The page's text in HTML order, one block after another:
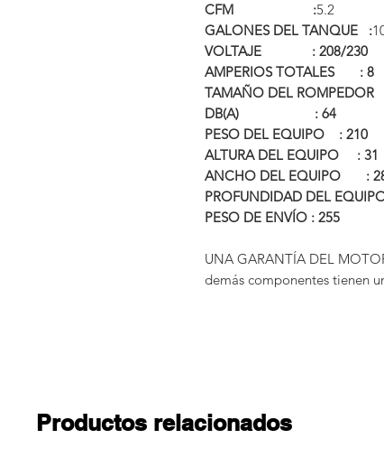
CFM :5.2
GALONES DEL TANQUE :
VOLTAJE : 208/230
AMPERIOS TOTALES : 8
TAMAÑO DEL
DB(A) : 64
PESO DEL EQUIPO : 210
ALTURA DEL EQUIPO : 31
ANCHO DEL EQUIPO :
PROFUNDIDAD DEL
PESO DE ENVÍO : 255
UNA GARANTÍA DEL
demás componentes tienen
Productos relacionados